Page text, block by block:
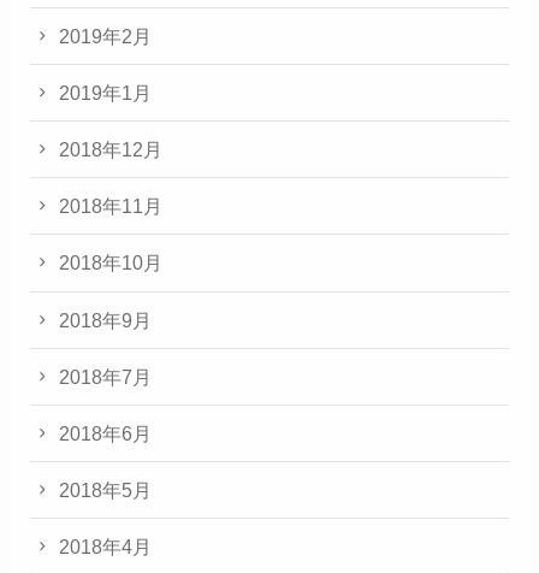
2019年2月
2019年1月
2018年12月
2018年11月
2018年10月
2018年9月
2018年7月
2018年6月
2018年5月
2018年4月